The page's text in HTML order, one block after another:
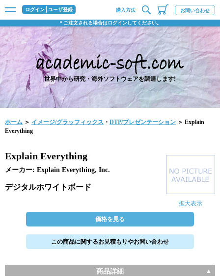
ログイン ユーザ登録
＊ご注文される場合はログインしてください。
購入方法 お問い合わせ
世界中から研究・海外ソフトウェアを調達します!
ホーム ＞ イメージ/グラッフィックス ・ DTP/プレゼンテーション ＞ Explain
Everything
拡大表示
Explain Everything
メーカー: Explain Everything, Inc.
デジタルホワイトボード
価格を見る
この商品に関するお見積もりやお問い合わせ
商品詳細